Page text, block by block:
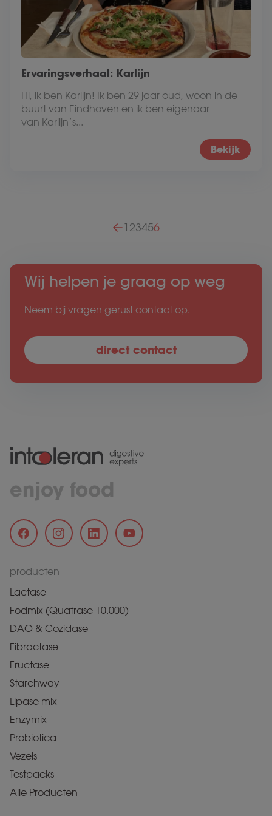
Ervaringsverhaal: Karlijn
Hi, ik ben Karlijn! Ik ben 29 jaar oud, woon in de
buurt van Eindhoven en ik ben eigenaar
van Karlijn’s...
Bekijk
Berichten paginering
1 23456
Wij helpen je graag op weg
Neem bij vragen gerust contact op.
direct contact
enjoy food
producten
Lactase
Fodmix (Quatrase 10.000)
DAO & Cozidase
Fibractase
Fructase
Starchway
Lipase mix
Enzymix
Probiotica
Vezels
Testpacks
Alle Producten